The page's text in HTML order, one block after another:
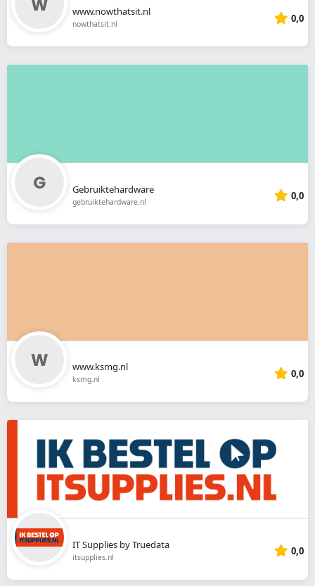
www.nowthatsit.nl
nowthatsit.nl 0,0
Gebruiktehardware
gebruiktehardware.nl 0,0
www.ksmg.nl
ksmg.nl 0,0
IT Supplies by Truedata
itsupplies.nl 0,0